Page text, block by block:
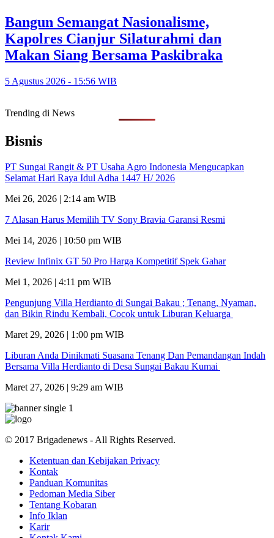
Bangun Semangat Nasionalisme,
Kapolres Cianjur Silaturahmi dan
Makan Siang Bersama Paskibraka
5 Agustus 2026 - 15:56 WIB
Trending di News
Bisnis
PT Sungai Rangit & PT Usaha Agro Indonesia Mengucapkan
Selamat Hari Raya Idul Adha 1447 H/ 2026
Mei 26, 2026 | 2:14 am WIB
7 Alasan Harus Memilih TV Sony Bravia Garansi Resmi
Mei 14, 2026 | 10:50 pm WIB
Review Infinix GT 50 Pro Harga Kompetitif Spek Gahar
Mei 1, 2026 | 4:11 pm WIB
Pengunjung Villa Herdianto di Sungai Bakau ; Tenang, Nyaman,
dan Bikin Rindu Kembali, Cocok untuk Liburan Keluarga
Maret 29, 2026 | 1:00 pm WIB
Liburan Anda Dinikmati Suasana Tenang Dan Pemandangan Indah
Bersama Villa Herdianto di Desa Sungai Bakau Kumai
Maret 27, 2026 | 9:29 am WIB
© 2017 Brigadenews - All Rights Reserved.
Ketentuan dan Kebijakan Privacy
Kontak
Panduan Komunitas
Pedoman Media Siber
Tentang Kobaran
Info Iklan
Karir